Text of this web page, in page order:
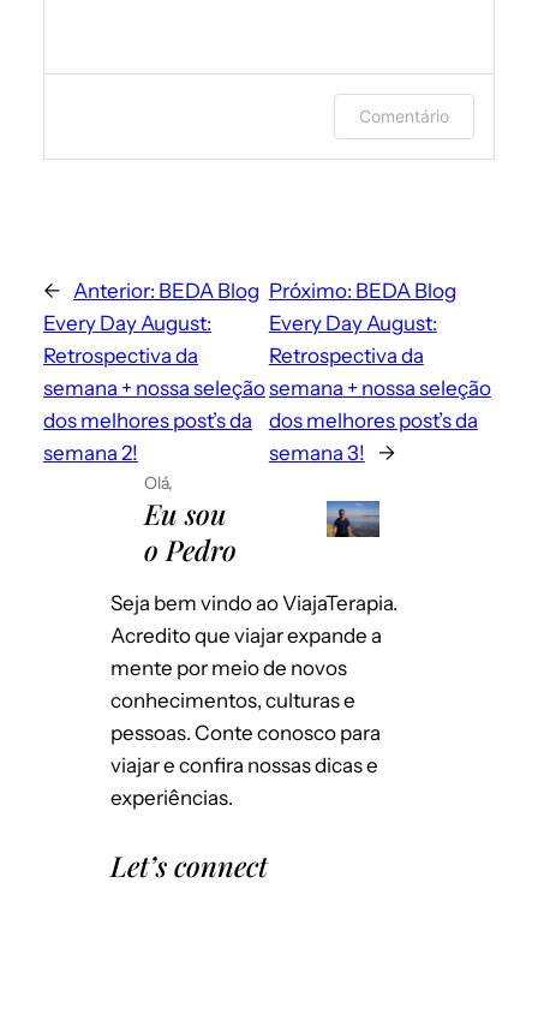
Faça login ou forneça seu nome e e-
mail para deixar um comentário.
Envie-me e-mails sobre novos posts.
Por dia
Por semana
Emails para novos comentários
Salvar meus dados neste navegador
para a próxima vez que eu comentar.
Comentário
← Anterior: BEDA Blog
Every Day August:
Retrospectiva da
semana + nossa seleção
dos melhores post’s da
semana 2!
Próximo: BEDA Blog
Every Day August:
Retrospectiva da
semana + nossa seleção
dos melhores post’s da
semana 3!
→
Olá,
Eu sou
o Pedro
Seja bem vindo ao ViajaTerapia.
Acredito que viajar expande a
mente por meio de novos
conhecimentos, culturas e
pessoas. Conte conosco para
viajar e confira nossas dicas e
experiências.
Let’s connect